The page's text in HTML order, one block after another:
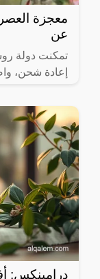
معجزة
عن
إعادة شحن،